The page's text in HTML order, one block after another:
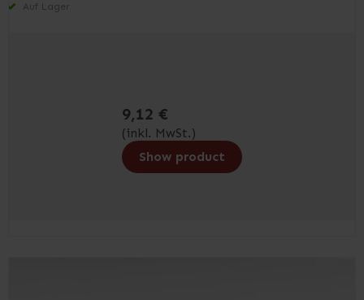
Auf Lager
9,12 €
(inkl. MwSt.)
Show product